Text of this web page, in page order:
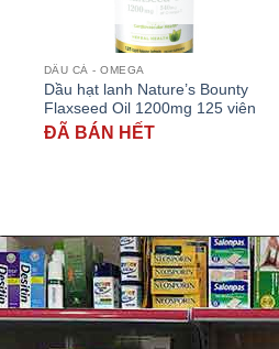
DẦU CÁ - OMEGA
Dầu hạt lanh Nature’s Bounty
Flaxseed Oil 1200mg 125 viên
ĐÃ BÁN HẾT